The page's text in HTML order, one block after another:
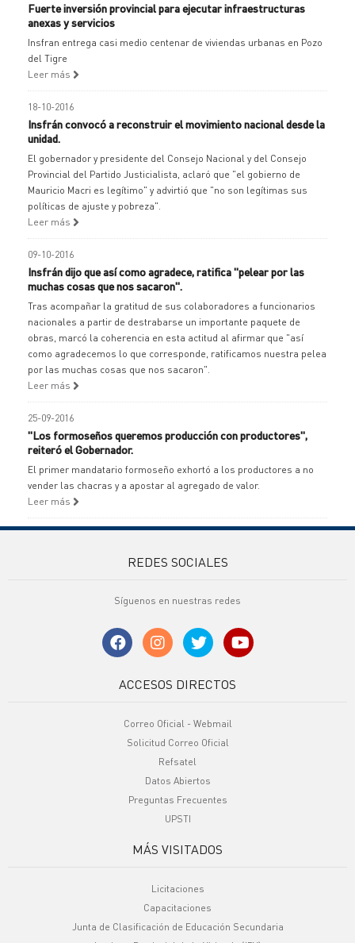
Fuerte inversión provincial para ejecutar infraestructuras
anexas y servicios
Insfran entrega casi medio centenar de viviendas urbanas en Pozo
del Tigre
Leer más
18-10-2016
Insfrán convocó a reconstruir el movimiento nacional desde la
unidad.
El gobernador y presidente del Consejo Nacional y del Consejo
Provincial del Partido Justicialista, aclaró que "el gobierno de
Mauricio Macri es legítimo" y advirtió que "no son legítimas sus
políticas de ajuste y pobreza".
Leer más
09-10-2016
Insfrán dijo que así como agradece, ratifica "pelear por las
muchas cosas que nos sacaron".
Tras acompañar la gratitud de sus colaboradores a funcionarios
nacionales a partir de destrabarse un importante paquete de
obras, marcó la coherencia en esta actitud al afirmar que "así
como agradecemos lo que corresponde, ratificamos nuestra pelea
por las muchas cosas que nos sacaron".
Leer más
25-09-2016
"Los formoseños queremos producción con productores",
reiteró el Gobernador.
El primer mandatario formoseño exhortó a los productores a no
vender las chacras y a apostar al agregado de valor.
Leer más
REDES SOCIALES
Síguenos en nuestras redes
ACCESOS DIRECTOS
Correo Oficial - Webmail
Solicitud Correo Oficial
Refsatel
Datos Abiertos
Preguntas Frecuentes
UPSTI
MÁS VISITADOS
Licitaciones
Capacitaciones
Junta de Clasificación de Educación Secundaria